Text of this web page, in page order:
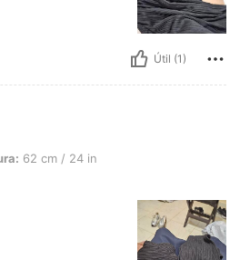
Útil (1)
77 cm / 30 in, Color: Negro, Talla: 16Y
62 cm / 24 in